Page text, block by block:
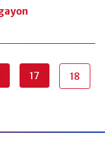
17 18